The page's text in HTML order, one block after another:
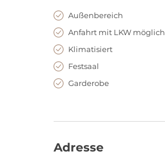
Außenbereich
Anfahrt mit LKW möglich
Klimatisiert
Festsaal
Garderobe
Adresse